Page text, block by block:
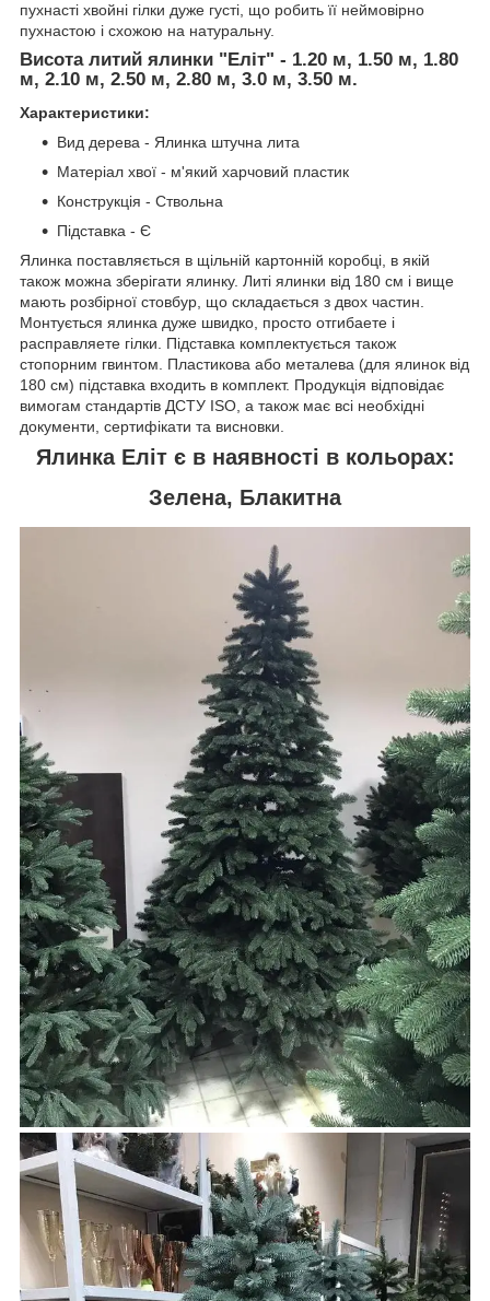
пухнасті хвойні гілки дуже густі, що робить її неймовірно
пухнастою і схожою на натуральну.
Висота литий ялинки "Еліт" - 1.20 м, 1.50 м, 1.80
м, 2.10 м, 2.50 м, 2.80 м, 3.0 м, 3.50 м.
Характеристики:
Вид дерева - Ялинка штучна лита
Матеріал хвої - м'який харчовий пластик
Конструкція - Ствольна
Підставка - Є
Ялинка поставляється в щільній картонній коробці, в якій
також можна зберігати ялинку. Литі ялинки від 180 см і вище
мають розбірної стовбур, що складається з двох частин.
Монтується ялинка дуже швидко, просто отгибаете і
расправляете гілки. Підставка комплектується також
стопорним гвинтом. Пластикова або металева (для ялинок від
180 см) підставка входить в комплект. Продукція відповідає
вимогам стандартів ДСТУ ISO, а також має всі необхідні
документи, сертифікати та висновки.
Ялинка Еліт є в наявності в кольорах:
Зелена, Блакитна